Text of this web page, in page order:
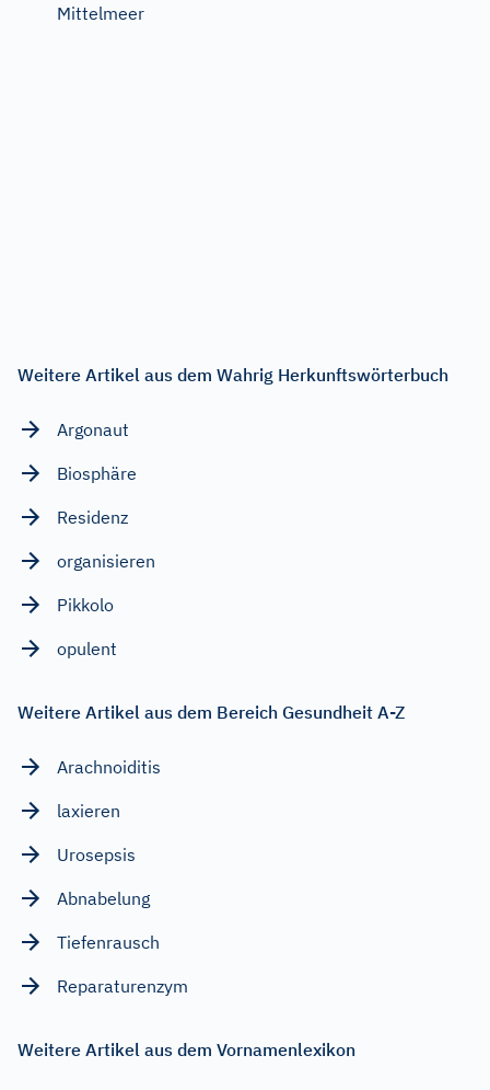
Mittelmeer
Weitere Artikel aus dem Wahrig Herkunftswörterbuch
Argonaut
Biosphäre
Residenz
organisieren
Pikkolo
opulent
Weitere Artikel aus dem Bereich Gesundheit A-Z
Arachnoiditis
laxieren
Urosepsis
Abnabelung
Tiefenrausch
Reparaturenzym
Weitere Artikel aus dem Vornamenlexikon